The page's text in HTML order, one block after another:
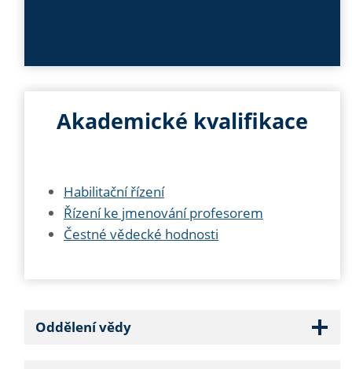
Akademické kvalifikace
Habilitační řízení
Řízení ke jmenování profesorem
Čestné vědecké hodnosti
Oddělení vědy